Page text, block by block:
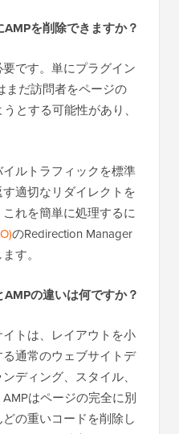
を削除できますか？
です。単にプラグイン
まだ訪問者をページの
とする可能性があり、
ルトラフィックを標準
適切なリダイレクトを
れを簡単に処理するに
のRedirection Manager
す。
の違いは何ですか？
トは、レイアウトを小
通常のウェブサイトデ
ディング、スタイル、
はページの完全に別
の重いコードを削除し